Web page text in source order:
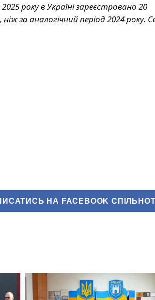
року в Україні зареєстровано 20
за аналогічний період 2024 року.
НА FACEBOOK